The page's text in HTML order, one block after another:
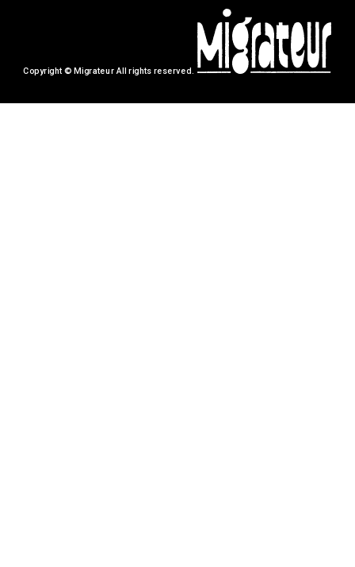
Copyright © Migrateur All rights reserved.